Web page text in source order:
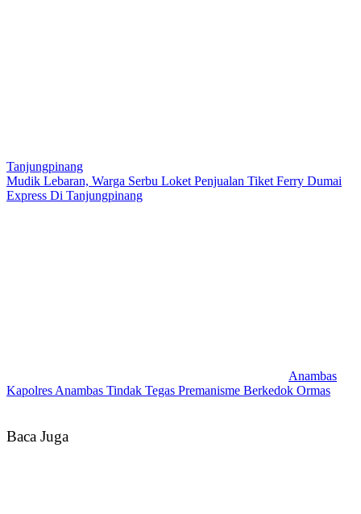
Tanjungpinang
Mudik Lebaran, Warga Serbu Loket Penjualan Tiket Ferry Dumai
Express Di Tanjungpinang
Anambas
Kapolres Anambas Tindak Tegas Premanisme Berkedok Ormas
Baca Juga